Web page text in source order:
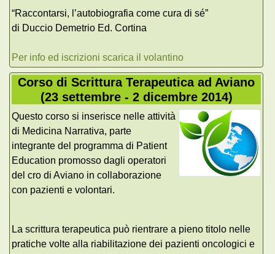
“Raccontarsi, l’autobiografia come cura di sé”
di Duccio Demetrio Ed. Cortina
Per info ed iscrizioni scarica il volantino
Corso di Scrittura Terapeutica ad Aviano
(23 settembre - 2 dicembre 2014)
Questo corso si inserisce nelle attività
di Medicina Narrativa, parte
integrante del programma di Patient
Education promosso dagli operatori
del cro di Aviano in collaborazione
con pazienti e volontari.
La scrittura terapeutica può rientrare a pieno titolo nelle
pratiche volte alla riabilitazione dei pazienti oncologici e